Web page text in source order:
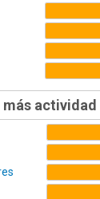
actividad